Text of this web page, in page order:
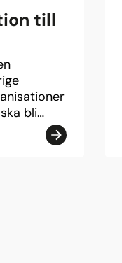
till
bli…